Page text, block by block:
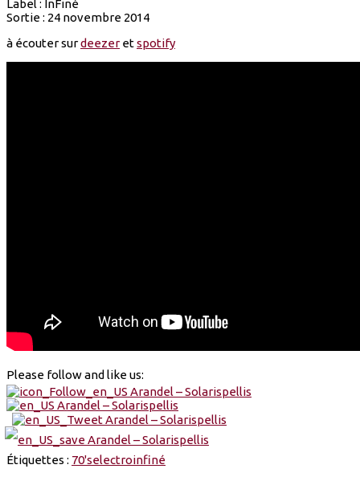
Label : InFiné
Sortie : 24 novembre 2014
à écouter surdeezeretspotify
Please follow and like us:
Étiquettes : 70'selectroinfiné